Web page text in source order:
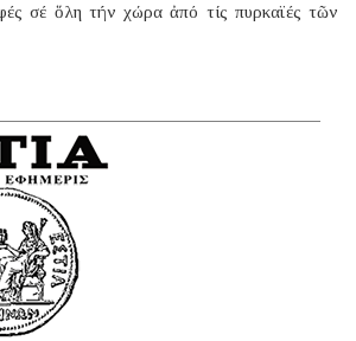
σέ ὅλη τήν χώρα ἀπό τίς πυρκαϊές τῶν